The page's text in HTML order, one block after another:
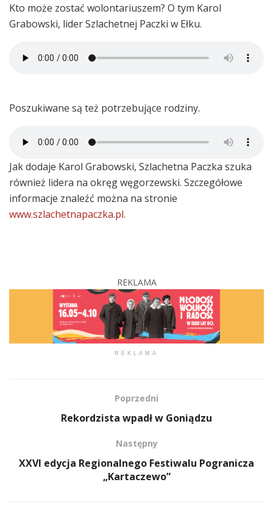
Kto może zostać wolontariuszem? O tym Karol
Grabowski, lider Szlachetnej Paczki w Ełku.
Poszukiwane są też potrzebujące rodziny.
Jak dodaje Karol Grabowski, Szlachetna Paczka szuka
również lidera na okręg węgorzewski. Szczegółowe
informacje znaleźć można na stronie
www.szlachetnapaczka.pl.
REKLAMA
REKLAMA
Poprzedni
Rekordzista wpadł w Goniądzu
Następny
XXVI edycja Regionalnego Festiwalu Pogranicza
„Kartaczewo”